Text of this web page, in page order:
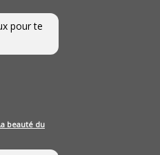
pour te
beauté du